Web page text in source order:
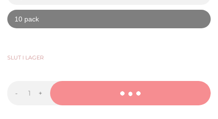
10 pack
-CHAINPOP
Pomegranate
+